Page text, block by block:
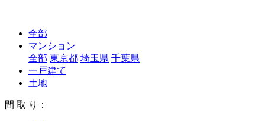
全部
マンション
全部 東京都 埼玉県 千葉県
一戸建て
土地
間 取 り：